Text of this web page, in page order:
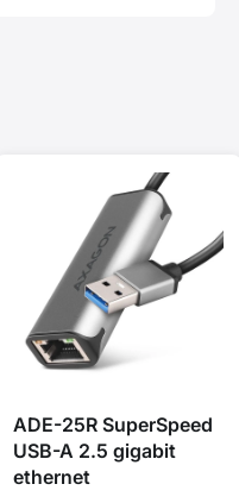
ADE-25R SuperSpeed
USB-A 2.5 gigabit
ethernet